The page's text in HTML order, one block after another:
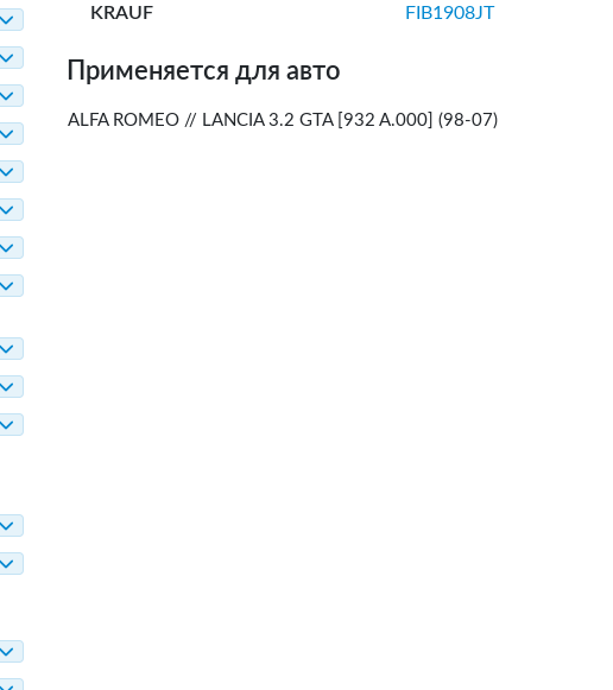
KRAUF FIB1908JT
Применяется для авто
ALFA ROMEO // LANCIA 3.2 GTA [932 A.000] (98-07)